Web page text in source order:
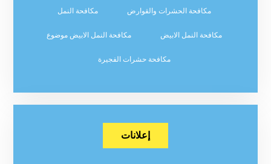
مكافحة الحشرات والقوارض مكافحة النمل
مكافحة النمل الابيض مكافحة النمل الابيض موضوع
مكافحة حشرات الفجيرة
إعلانات